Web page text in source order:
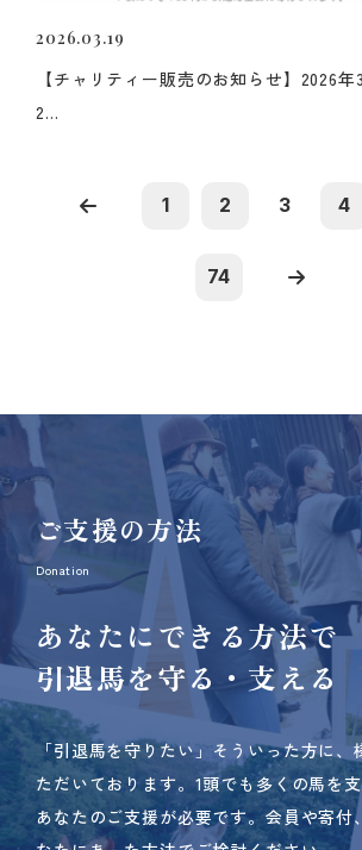
2026.03.19
【チャリティー販売のお知らせ】2026
2...
1 2 3 4
74
ご支援の方法
Donation
あなたにできる方法で
引退馬を守る・支える
「引退馬を守りたい」そういった方に、
ただいております。 1頭でも多くの馬を
あなたのご支援が必要です。 会員や寄付